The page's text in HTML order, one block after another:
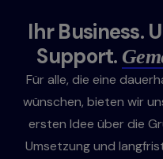
Ihr Business.
Support.
Für alle, die eine
wünschen, bieten wir
ersten Idee über die
Umsetzung und